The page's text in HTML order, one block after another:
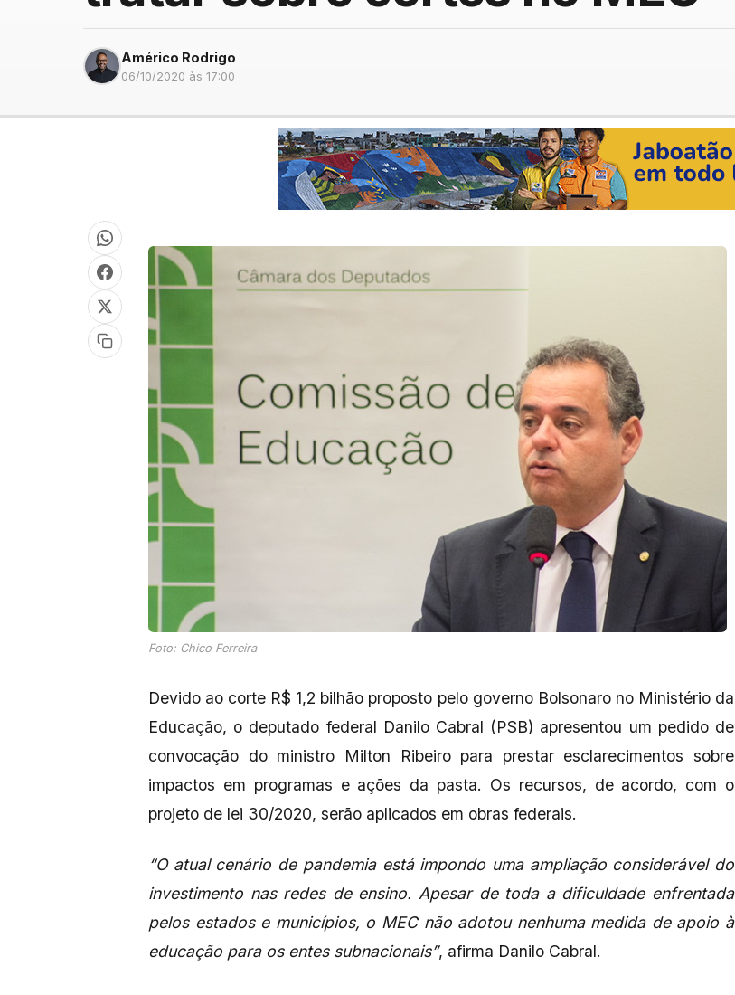
Américo Rodrigo
06/10/2020 às 17:00
Foto: Chico Ferreira
Devido ao corte R$ 1,2 bilhão proposto pelo governo Bolsonaro no Ministério da
Educação, o deputado federal Danilo Cabral (PSB) apresentou um pedido de
convocação do ministro Milton Ribeiro para prestar esclarecimentos sobre
impactos em programas e ações da pasta. Os recursos, de acordo, com o
projeto de lei 30/2020, serão aplicados em obras federais.
“O atual cenário de pandemia está impondo uma ampliação considerável do
investimento nas redes de ensino. Apesar de toda a dificuldade enfrentada
pelos estados e municípios, o MEC não adotou nenhuma medida de apoio à
educação para os entes subnacionais”, afirma Danilo Cabral.